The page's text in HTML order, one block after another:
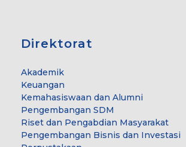
Direktorat
Akademik
Keuangan
Kemahasiswaan dan Alumni
Pengembangan SDM
Riset dan Pengabdian Masyarakat
Pengembangan Bisnis dan Investasi